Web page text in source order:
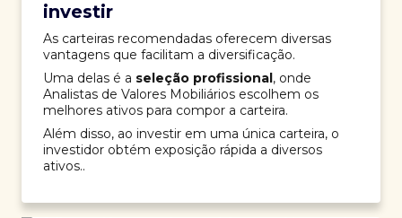
investir
As carteiras recomendadas oferecem diversas
vantagens que facilitam a diversificação.
Uma delas é a seleção profissional, onde
Analistas de Valores Mobiliários escolhem os
melhores ativos para compor a carteira.
Além disso, ao investir em uma única carteira, o
investidor obtém exposição rápida a diversos
ativos..